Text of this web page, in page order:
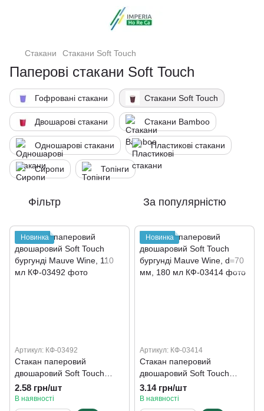
Стакани Стакани Soft Touch
Паперові стакани Soft Touch
Гофровані стакани Стакани Soft Touch
Двошарові стакани Стакани Bamboo
Одношарові стакани Пластикові стакани
Сиропи Топінги
Фільтр За популярністю
Новинка
Артикул: КФ-03492
Стакан паперовий
двошаровий Soft Touch
бургунді Mauve Wine, 110
мл
2.58 грн/шт
В наявності
Новинка
Артикул: КФ-03414
Стакан паперовий
двошаровий Soft Touch
бургунді Mauve Wine, d=70
мм, 180 мл
3.14 грн/шт
В наявності